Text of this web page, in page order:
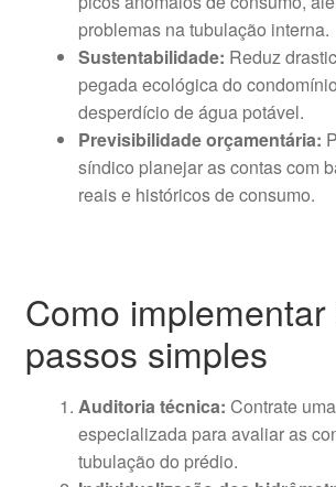
problemas na tubulação interna.
Sustentabilidade: Reduz
pegada ecológica do
desperdício de água potável.
Previsibilidade orçamentária:
síndico planejar as contas com
reais e históricos de consumo.
Como
passos simples
Auditoria técnica: Contrate
especializada para avaliar as
tubulação do prédio.